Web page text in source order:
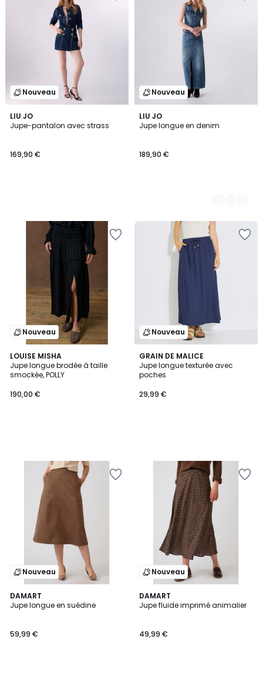
Nouveau
LIU JO
Jupe-pantalon avec strass
169,90 €
Nouveau
LIU JO
Jupe longue en denim
189,90 €
2
Couleurs
Nouveau
LOUISE MISHA
Jupe longue brodée à taille
smockée, POLLY
190,00 €
Nouveau
GRAIN DE MALICE
Jupe longue texturée avec
poches
29,99 €
Nouveau
DAMART
Jupe longue en suédine
59,99 €
Nouveau
DAMART
Jupe fluide imprimé animalier
49,99 €